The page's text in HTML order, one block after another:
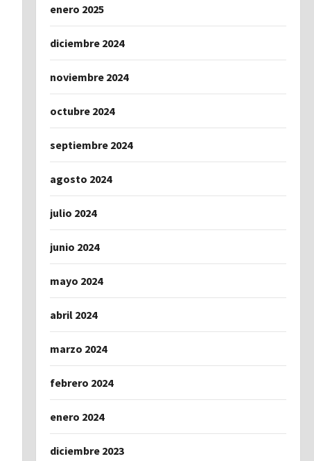
enero 2025
diciembre 2024
noviembre 2024
octubre 2024
septiembre 2024
agosto 2024
julio 2024
junio 2024
mayo 2024
abril 2024
marzo 2024
febrero 2024
enero 2024
diciembre 2023